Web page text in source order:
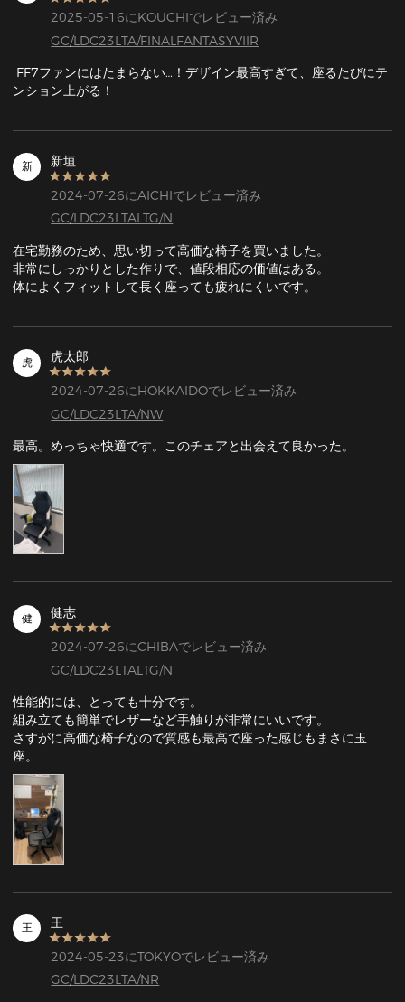
2025-05-16にKOUCHIでレビュー済み
GC/LDC23LTA/FINALFANTASYVIIR
ンション上がる！
新 新垣
2024-07-26にAICHIでレビュー済み
GC/LDC23LTALTG/N
在宅勤務のため、思い切って高価な椅子を買いました。
非常にしっかりとした作りで、値段相応の価値はある。
体によくフィットして長く座っても疲れにくいです。
虎 虎太郎
2024-07-26にHOKKAIDOでレビュー済み
GC/LDC23LTA/NW
最高。めっちゃ快適です。このチェアと出会えて良かった。
健 健志
2024-07-26にCHIBAでレビュー済み
GC/LDC23LTALTG/N
性能的には、とっても十分です。
組み立ても簡単でレザーなど手触りが非常にいいです。
さすがに高価な椅子なので質感も最高で座った感じもまさに玉
座。
王 王
2024-05-23にTOKYOでレビュー済み
GC/LDC23LTA/NR